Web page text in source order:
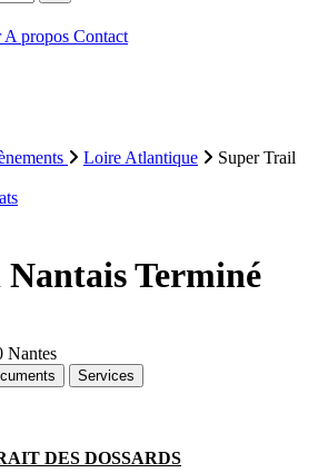
A propos Contact
Loire Atlantique
Super Trail
Terminé
Nantes
Services
DES DOSSARDS